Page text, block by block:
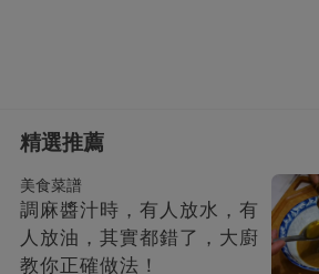
精選推薦
美食菜譜
調麻醬汁時，有人放水，有
人放油，其實都錯了，大廚
教你正確做法！